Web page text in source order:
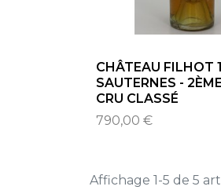
CHÂTEAU FILHOT
SAUTERNES -
CRU CLASSÉ
790,00 €
Affichage 1-5 de 5